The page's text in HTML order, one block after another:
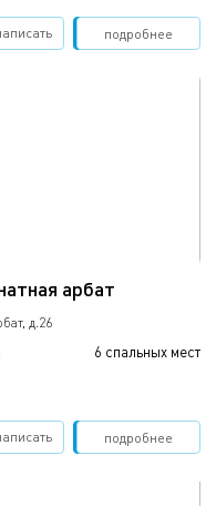
подробнее
Забронировать
арбат
д.26
6 спальных мест
подробнее
Забронировать